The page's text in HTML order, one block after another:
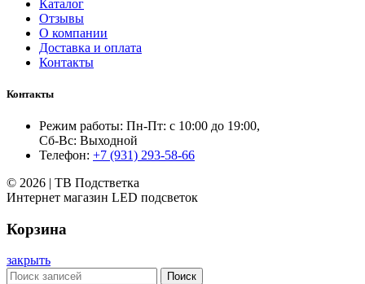
Каталог
Отзывы
О компании
Доставка и оплата
Контакты
Контакты
Режим работы: Пн-Пт: с 10:00 до 19:00,
Сб-Вс: Выходной
Телефон: +7 (931) 293-58-66
© 2026 | ТВ Подстветка
Интернет магазин LED подсветок
Корзина
закрыть
Поиск